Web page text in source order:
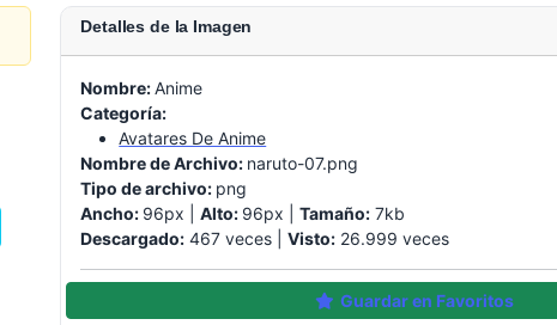
Detalles de la Imagen
Nombre:Anime
Categoría:
Avatares De Anime
Nombre de Archivo: naruto-07.png
Tipo de archivo: png
Ancho: 96px |Alto: 96px |Tamaño: 7kb
Descargado: 467 veces |Visto: 26.999 veces
Guardar en Favoritos